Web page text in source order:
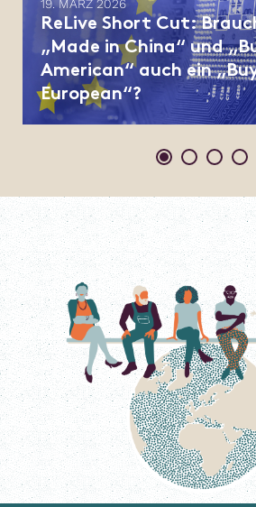
19. MÄRZ 2026
ReLive Short Cut:
„Made in China“ und
American“ auch ein
European“?